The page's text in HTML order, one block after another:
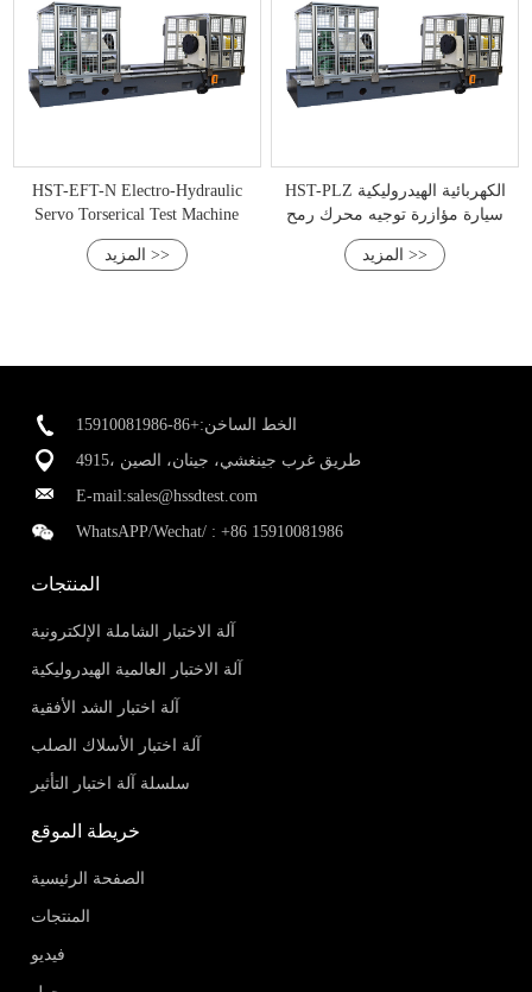
HST-EFT-N Electro-Hydraulic
Servo Torserical Test Machine
المزيد >>
HST-PLZ الكهربائية الهيدروليكية
سيارة مؤازرة توجيه محرك رمح
الالتواء التعب اختبار مقاعد البدلاء
المزيد >>
الخط الساخن:+86-15910081986
4915، طريق غرب جينغشي، جينان، الصين
E-mail:sales@hssdtest.com
WhatsAPP/Wechat/ :+86 15910081986
المنتجات
آلة الاختبار الشاملة الإلكترونية
آلة الاختبار العالمية الهيدروليكية
آلة اختبار الشد الأفقية
آلة اختبار الأسلاك الصلب
سلسلة آلة اختبار التأثير
خريطة الموقع
الصفحة الرئيسية
المنتجات
فيديو